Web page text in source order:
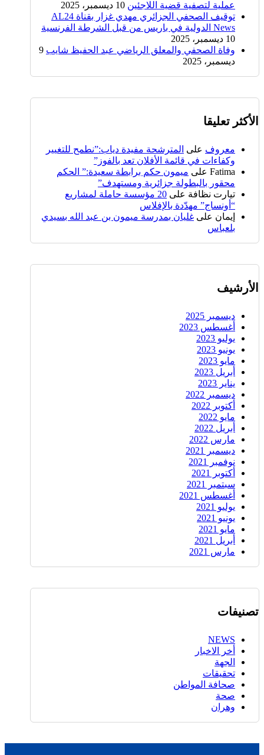
عملية لتصفية قضية اللاجئين 10 ديسمبر، 2025
توقيف الصحفي الجزائري مهدي غزار بقناة AL24
News الدولية في باريس من قبل الشرطة الفرنسية
10 ديسمبر، 2025
وفاة الصحفي والمعلق الرياضي عبد الحفيظ شايب 9
ديسمبر، 2025
الأكثر تعليقا
معروف على المترشحة مفيدة دياب:”نطمح للتغيير
وكفاءات في قائمة الأفلان تعد بالفوز”
Fatima على ميمون حكم برابطة سعيدة:” الحكم
محقور بالبطولة جزائرية ومستهدف”
تيارت نظافة على
20 مؤسسة حاملة لمشاريع
“أونساج” مهدّدة بالإفلاس
إيمان على غليان بمدرسة ميمون بن عبد الله بسيدي
بلعباس
الأرشيف
ديسمبر 2025
أغسطس 2023
يوليو 2023
يونيو 2023
مايو 2023
أبريل 2023
يناير 2023
ديسمبر 2022
أكتوبر 2022
مايو 2022
أبريل 2022
مارس 2022
ديسمبر 2021
نوفمبر 2021
أكتوبر 2021
سبتمبر 2021
أغسطس 2021
يوليو 2021
يونيو 2021
مايو 2021
أبريل 2021
مارس 2021
تصنيفات
NEWS
أخر الاخبار
الجهة
تحقيقات
صحافة المواطن
صحة
وهران